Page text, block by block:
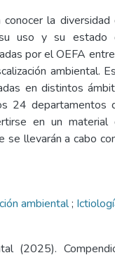
la diversidad
su uso y su estado
por el OEFA
ambiental.
en distintos
24 departamentos
en un material
se llevarán a cabo
ambiental;
(2025).